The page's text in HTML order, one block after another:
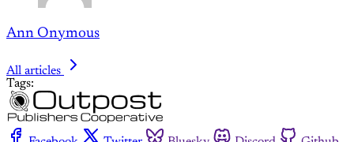
Ann Onymous
All articles
Tags: